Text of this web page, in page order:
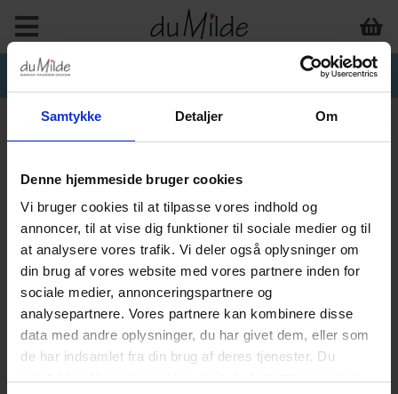
Samtykke Detaljer Om
Denne hjemmeside bruger cookies
Vi bruger cookies til at tilpasse vores indhold og
annoncer, til at vise dig funktioner til sociale medier og til
at analysere vores trafik. Vi deler også oplysninger om
din brug af vores website med vores partnere inden for
sociale medier, annonceringspartnere og
analysepartnere. Vores partnere kan kombinere disse
data med andre oplysninger, du har givet dem, eller som
de har indsamlet fra din brug af deres tjenester. Du